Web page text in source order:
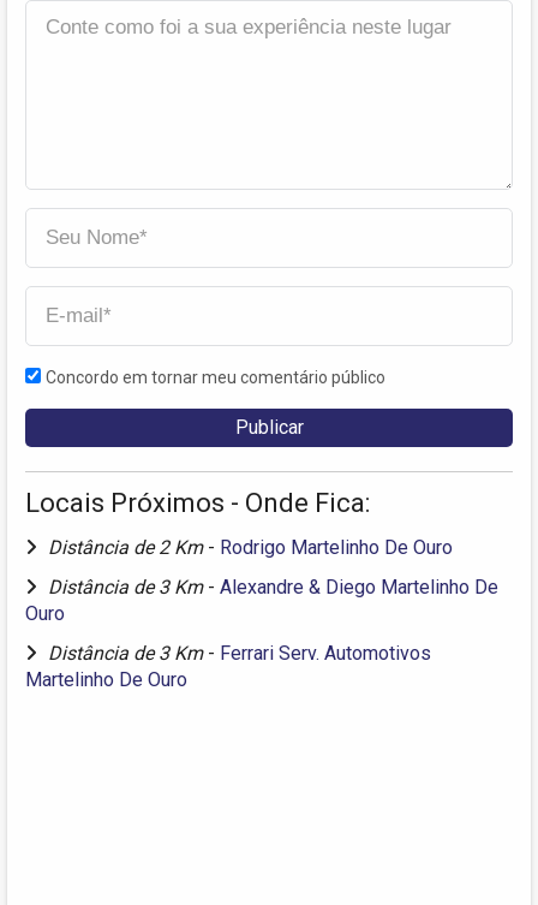
Concordo em tornar meu comentário público
Locais Próximos - Onde Fica:
Distância de 2 Km - Rodrigo Martelinho De Ouro
Distância de 3 Km - Alexandre & Diego Martelinho De
Ouro
Distância de 3 Km - Ferrari Serv. Automotivos
Martelinho De Ouro